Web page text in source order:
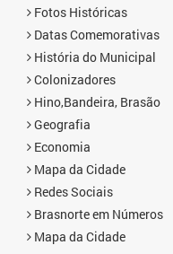
Fotos Históricas
Datas Comemorativas
História do Municipal
Colonizadores
Hino,Bandeira, Brasão
Geografia
Economia
Mapa da Cidade
Redes Sociais
Brasnorte em Números
Mapa da Cidade